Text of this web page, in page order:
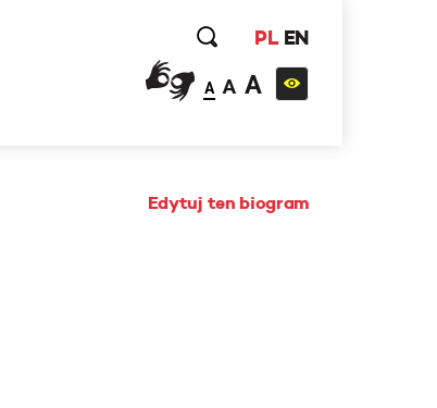
PL EN
A A A
Edytuj ten biogram